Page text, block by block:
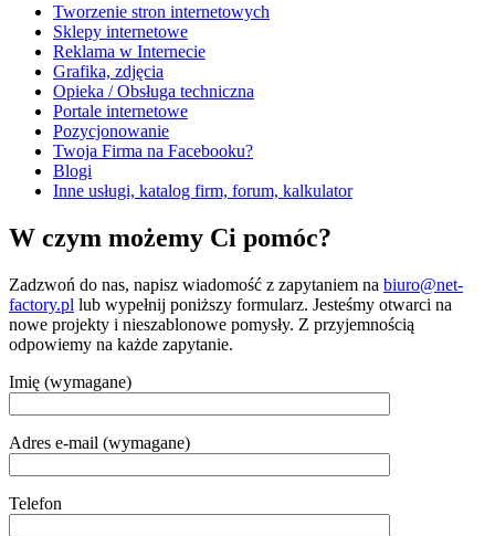
Tworzenie stron internetowych
Sklepy internetowe
Reklama w Internecie
Grafika, zdjęcia
Opieka / Obsługa techniczna
Portale internetowe
Pozycjonowanie
Twoja Firma na Facebooku?
Blogi
Inne usługi, katalog firm, forum, kalkulator
W czym możemy Ci pomóc?
Zadzwoń do nas, napisz wiadomość z zapytaniem na biuro@net-
factory.pl lub wypełnij poniższy formularz. Jesteśmy otwarci na
nowe projekty i nieszablonowe pomysły. Z przyjemnością
odpowiemy na każde zapytanie.
Imię (wymagane)
Adres e-mail (wymagane)
Telefon